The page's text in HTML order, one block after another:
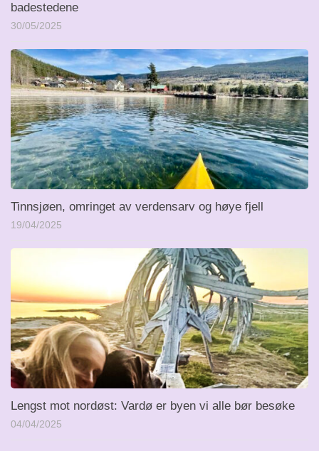
badestedene
30/05/2025
Tinnsjøen, omringet av verdensarv og høye fjell
19/04/2025
Lengst mot nordøst: Vardø er byen vi alle bør besøke
04/04/2025